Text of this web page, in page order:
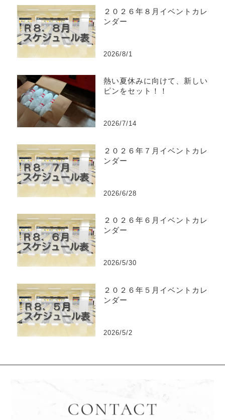
２０２６年８月イベントカレ
ンダー
2026/8/1
熱い夏休みに向けて、新しい
ピンをセット！！
2026/7/14
２０２６年７月イベントカレ
ンダー
2026/6/28
２０２６年６月イベントカレ
ンダー
2026/5/30
２０２６年５月イベントカレ
ンダー
2026/5/2